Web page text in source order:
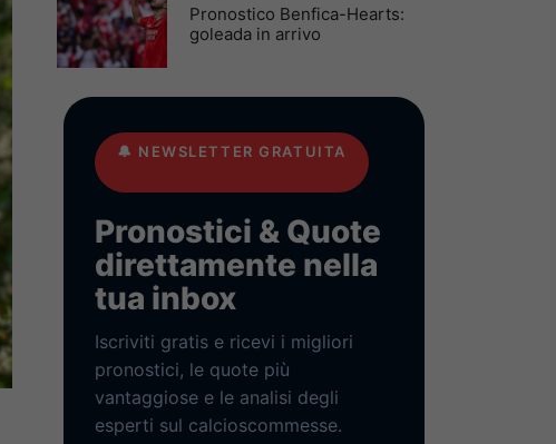
Pronostico Benfica-Hearts:
goleada in arrivo
🔔 NEWSLETTER GRATUITA
Pronostici & Quote
direttamente nella
tua inbox
Iscriviti gratis e ricevi i migliori
pronostici, le quote più
vantaggiose e le analisi degli
esperti sul calcioscommesse.